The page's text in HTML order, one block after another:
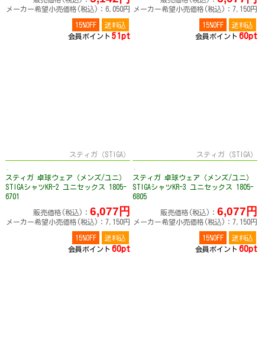
メーカー希望小売価格(税込)：6,050円
15%OFF
送料込
会員ポイント 51pt
メーカー希望小売価格(税込)：7,150円
15%OFF
送料込
会員ポイント 60pt
スティガ（STIGA）
スティガ 卓球ウェア（メンズ/ユニ）
STIGAシャツKR-2 ユニセックス 1805-
6701
販売価格(税込)： 6,077円
メーカー希望小売価格(税込)：7,150円
15%OFF
送料込
会員ポイント 60pt
スティガ（STIGA）
スティガ 卓球ウェア（メンズ/ユニ）
STIGAシャツKR-3 ユニセックス 1805-
6805
販売価格(税込)： 6,077円
メーカー希望小売価格(税込)：7,150円
15%OFF
送料込
会員ポイント 60pt